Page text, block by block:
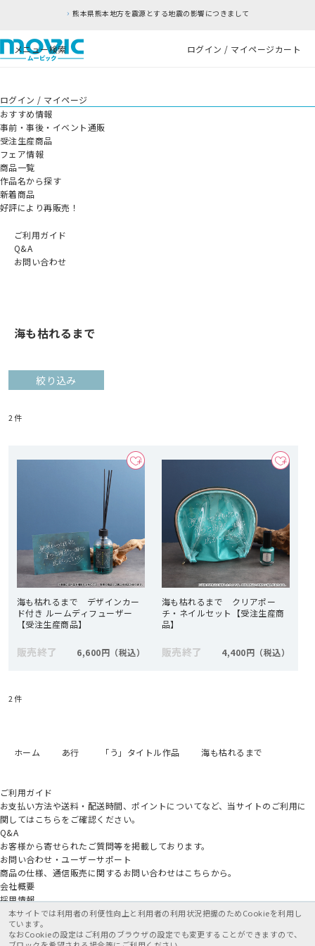
熊本県熊本地方を震源とする地震の影響につきまして
メニュー検索 ログイン / マイページカート
ログイン / マイページ
おすすめ情報
事前・事後・イベント通販
受注生産商品
フェア情報
商品一覧
作品名から探す
新着商品
好評により再販売！
ご利用ガイド
Q&A
お問い合わせ
海も枯れるまで
絞り込み
2件
海も枯れるまで デザインカー
ド付き ルームディフューザー
【受注生産商品】
販売終了 6,600円
海も枯れるまで クリアポー
チ・ネイルセット【受注生産商
品】
販売終了 4,400円
2件
ホーム あ行 「う」タイトル作品 海も枯れるまで
ご利用ガイド
お支払い方法や送料・配送時間、ポイントについてなど、当サイトのご利用に
関してはこちらをご確認ください。
Q&A
お客様から寄せられたご質問等を掲載しております。
お問い合わせ・ユーザーサポート
商品の仕様、通信販売に関するお問い合わせはこちらから。
会社概要
採用情報
アニメイトグループ
特定商取引法に基づく表記個人情報保護方針利用規約
本サイトでは利用者の利便性向上と利用者の利用状況把握のためCookieを利用し
ています。
なおCookieの設定はご利用のブラウザの設定でも変更することができますので、